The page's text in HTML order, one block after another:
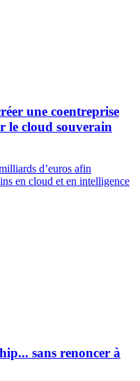
une coentreprise
le cloud souverain
d’euros afin
en cloud et en intelligence
sans renoncer à